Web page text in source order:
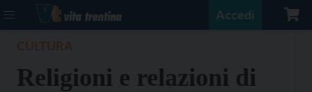
Accedi
Religioni e relazioni di